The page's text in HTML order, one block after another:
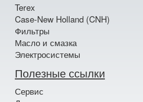
Terex
Case-New Holland (CNH)
Фильтры
Масло и смазка
Электросистемы
Полезные ссылки
Сервис